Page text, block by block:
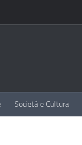
Società e Cultura